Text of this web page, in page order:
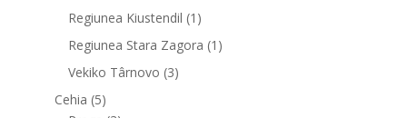
Regiunea Kiustendil (1)
Regiunea Stara Zagora (1)
Vekiko Târnovo (3)
Cehia (5)